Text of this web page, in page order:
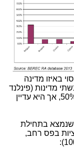
אפילו 50% כיסוי באיזו מדינה
מדינות (פינלנד
והולנד) פריסת הפס הרחב הסלולר עולה על 50%, אך היא עדיין
שנמצא בתחילת
בפס רחב,